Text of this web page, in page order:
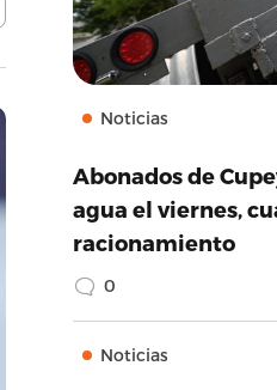
Noticias
Abonados de
agua el viernes,
racionamiento
0
Noticias